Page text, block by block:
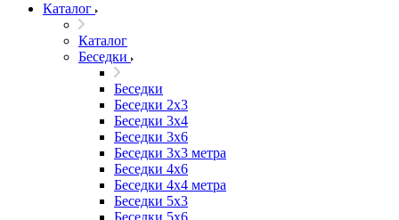
Каталог
Каталог
Беседки
Беседки
Беседки 2x3
Беседки 3x4
Беседки 3x6
Беседки 3х3 метра
Беседки 4x6
Беседки 4х4 метра
Беседки 5x3
Беседки 5x6